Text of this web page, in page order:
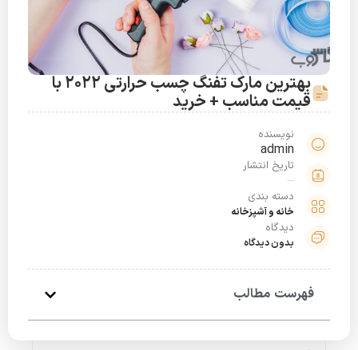
بهترین مارک تفنگ چسب حرارتی 2022 با
قیمت مناسب + خرید
نویسنده
admin
تاریخ انتشار
دسته بندی
خانه و آشپزخانه
دیدگاه
بدون دیدگاه
فهرست مطالب